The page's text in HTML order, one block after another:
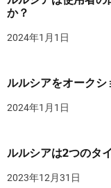
か？
2024年1月1日
ルルシアをオークシ
2024年1月1日
ルルシアは2つのタ
2023年12月31日